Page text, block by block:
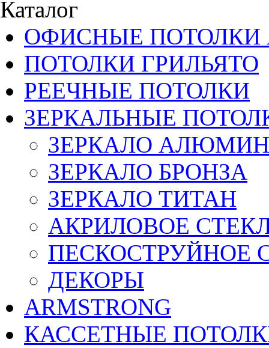
Каталог
ОФИСНЫЕ ПОТОЛКИ
ПОТОЛКИ ГРИЛЬЯТО
РЕЕЧНЫЕ ПОТОЛКИ
ЗЕРКАЛЬНЫЕ
ЗЕРКАЛО
ЗЕРКАЛО БРОНЗА
ЗЕРКАЛО ТИТАН
АКРИЛОВОЕ
ПЕСКОСТРУЙНОЕ
ДЕКОРЫ
ARMSTRONG
КАССЕТНЫЕ